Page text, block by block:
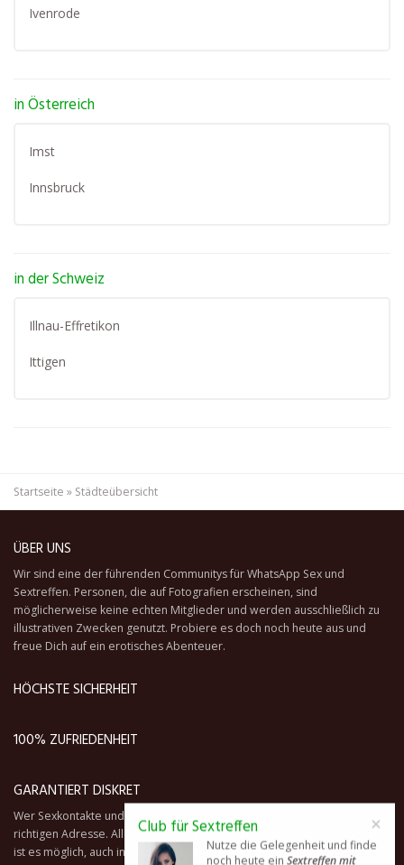
Ivenrode
in Österreich
Imst
Innsbruck
in der Schweiz
Illnau-Effretikon
Ittigen
Startseite » Städteübersicht
ÜBER UNS
Wir sind eine der führenden Communitys für WhatsApp Sex und
Sextreffen. Personen, die auf Fotografien erscheinen, sind
möglicherweise keine echten Mitglieder und werden ausschließlich zu
illustrativen Zwecken genutzt. Probiere es doch noch heute aus und
freue Dich auf ein erotisches Abenteuer.
HÖCHSTE SICHERHEIT
100% ZUFRIEDENHEIT
GARANTIERT DISKRET
Wer Sexkontakte und Sextreffen über WhatsApp sucht, ist bei uns an der
richtigen Adresse. Alle Frauen behandeln ihre Sexdates diskret. Somit
ist es möglich, auch in einer festen Beziehung seine Fantasien
×
Club für Sextreffen
Nutze die Gelegenheit und finde